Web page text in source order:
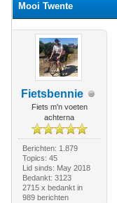
Mooi Twente
Fietsbennie
Fiets m'n voeten
achterna
Berichten: 1.879
Topics: 45
Lid sinds: May 2018
Bedankt: 3123
2715 x bedankt in
989 berichten